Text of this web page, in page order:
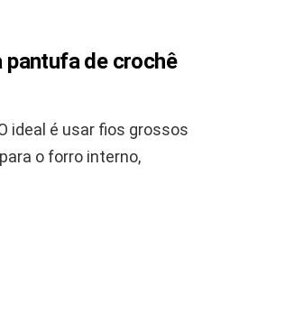
pantufa de crochê
ideal é usar fios grossos
o forro interno,